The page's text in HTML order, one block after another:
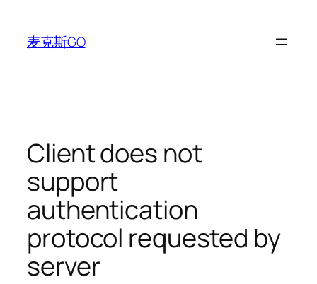
麦克斯GO
Client does not
support
authentication
protocol requested by
server